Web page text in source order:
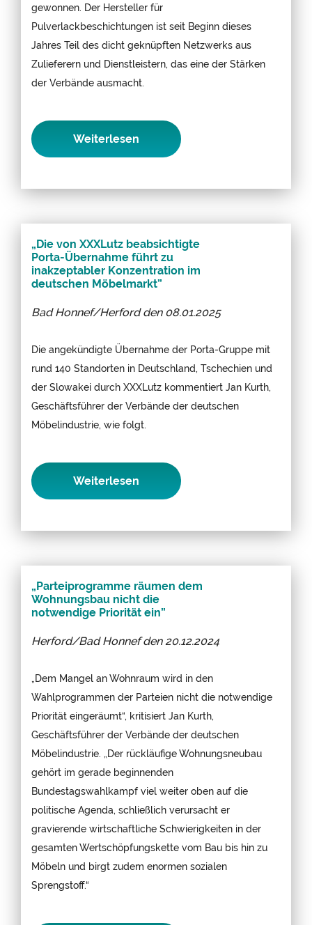
gewonnen. Der Hersteller für
Pulverlackbeschichtungen ist seit Beginn dieses
Jahres Teil des dicht geknüpften Netzwerks aus
Zulieferern und Dienstleistern, das eine der Stärken
der Verbände ausmacht.
Weiterlesen
„Die von XXXLutz beabsichtigte
Porta-Übernahme führt zu
inakzeptabler Konzentration im
deutschen Möbelmarkt”
Bad Honnef/Herford den 08.01.2025
Die angekündigte Übernahme der Porta-Gruppe mit
rund 140 Standorten in Deutschland, Tschechien und
der Slowakei durch XXXLutz kommentiert Jan Kurth,
Geschäftsführer der Verbände der deutschen
Möbelindustrie, wie folgt.
Weiterlesen
„Parteiprogramme räumen dem
Wohnungsbau nicht die
notwendige Priorität ein”
Herford/Bad Honnef den 20.12.2024
„Dem Mangel an Wohnraum wird in den
Wahlprogrammen der Parteien nicht die notwendige
Priorität eingeräumt“, kritisiert Jan Kurth,
Geschäftsführer der Verbände der deutschen
Möbelindustrie. „Der rückläufige Wohnungsneubau
gehört im gerade beginnenden
Bundestagswahlkampf viel weiter oben auf die
politische Agenda, schließlich verursacht er
gravierende wirtschaftliche Schwierigkeiten in der
gesamten Wertschöpfungskette vom Bau bis hin zu
Möbeln und birgt zudem enormen sozialen
Sprengstoff.“